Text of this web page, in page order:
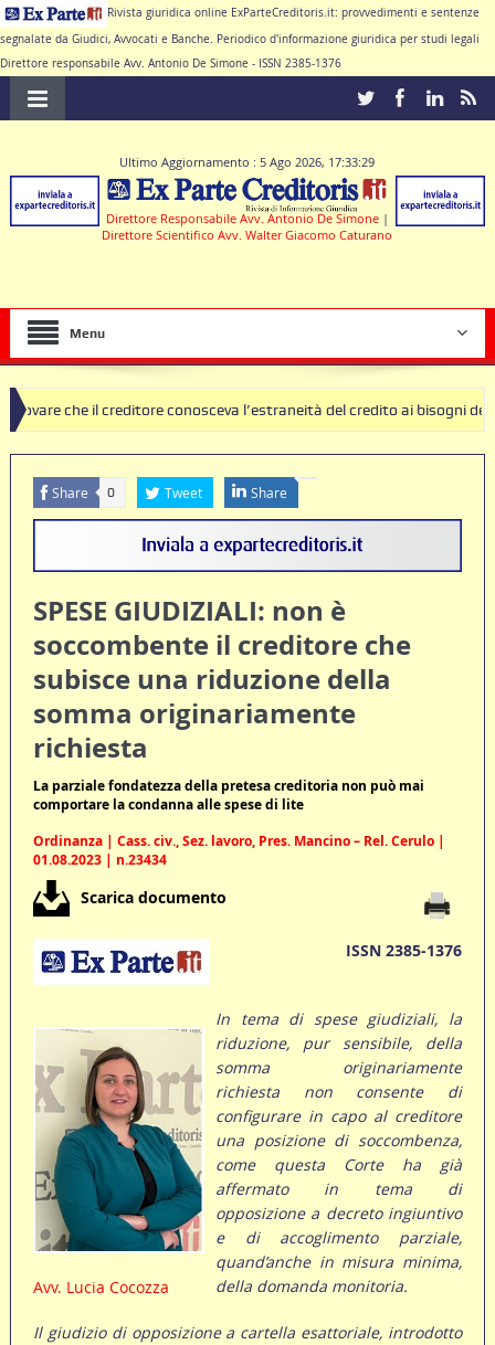
Rivista giuridica online ExParteCreditoris.it: provvedimenti e sentenze
segnalate da Giudici, Avvocati e Banche. Periodico d'informazione giuridica per studi legali
Direttore responsabile Avv. Antonio De Simone - ISSN 2385-1376
Ultimo Aggiornamento : 5 Ago 2026, 17:33:29
Direttore Responsabile Avv. Antonio De Simone |
Direttore Scientifico Avv. Walter Giacomo Caturano
Menu
il creditore conosceva l’estraneità del credito ai bisogni della famiglia
nulle deve produrre il contratto di conto corrente
Share 0 Tweet Share
SPESE GIUDIZIALI: non è
soccombente il creditore che
subisce una riduzione della
somma originariamente
richiesta
La parziale fondatezza della pretesa creditoria non può mai
comportare la condanna alle spese di lite
Ordinanza | Cass. civ., Sez. lavoro, Pres. Mancino – Rel. Cerulo |
01.08.2023 | n.23434
Scarica documento
ISSN 2385-1376
Avv. Lucia Cocozza
In tema di spese giudiziali, la
riduzione, pur sensibile, della
somma originariamente
richiesta non consente di
configurare in capo al creditore
una posizione di soccombenza,
come questa Corte ha già
affermato in tema di
opposizione a decreto ingiuntivo
e di accoglimento parziale,
quand’anche in misura minima,
della domanda monitoria.
Il giudizio di opposizione a cartella esattoriale, introdotto